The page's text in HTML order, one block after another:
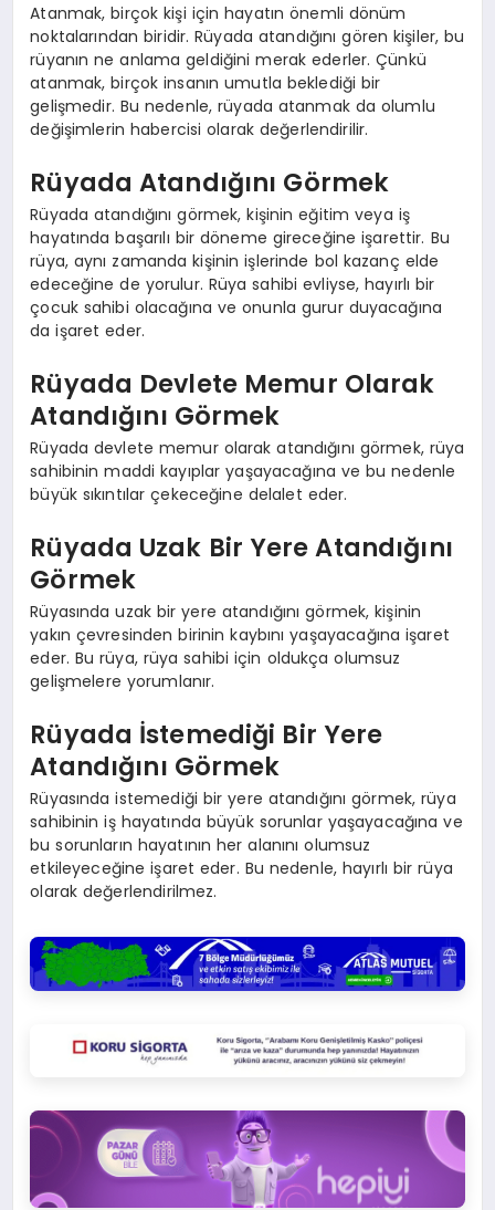
Atanmak, birçok kişi için hayatın önemli dönüm
noktalarından biridir. Rüyada atandığını gören kişiler, bu
rüyanın ne anlama geldiğini merak ederler. Çünkü
atanmak, birçok insanın umutla beklediği bir
gelişmedir. Bu nedenle, rüyada atanmak da olumlu
değişimlerin habercisi olarak değerlendirilir.
Rüyada Atandığını Görmek
Rüyada atandığını görmek, kişinin eğitim veya iş
hayatında başarılı bir döneme gireceğine işarettir. Bu
rüya, aynı zamanda kişinin işlerinde bol kazanç elde
edeceğine de yorulur. Rüya sahibi evliyse, hayırlı bir
çocuk sahibi olacağına ve onunla gurur duyacağına
da işaret eder.
Rüyada Devlete Memur Olarak
Atandığını Görmek
Rüyada devlete memur olarak atandığını görmek, rüya
sahibinin maddi kayıplar yaşayacağına ve bu nedenle
büyük sıkıntılar çekeceğine delalet eder.
Rüyada Uzak Bir Yere Atandığını
Görmek
Rüyasında uzak bir yere atandığını görmek, kişinin
yakın çevresinden birinin kaybını yaşayacağına işaret
eder. Bu rüya, rüya sahibi için oldukça olumsuz
gelişmelere yorumlanır.
Rüyada İstemediği Bir Yere
Atandığını Görmek
Rüyasında istemediği bir yere atandığını görmek, rüya
sahibinin iş hayatında büyük sorunlar yaşayacağına ve
bu sorunların hayatının her alanını olumsuz
etkileyeceğine işaret eder. Bu nedenle, hayırlı bir rüya
olarak değerlendirilmez.